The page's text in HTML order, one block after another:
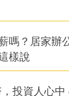
嗎？居家辦
樣說
投資人心中